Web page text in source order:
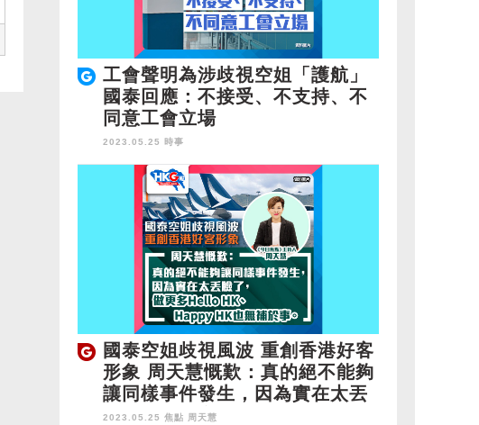
工會聲明為涉歧視空姐「護航」
國泰回應：不接受、不支持、不
同意工會立場
2023.05.25 時事
國泰空姐歧視風波 重創香港好客
形象 周天慧慨歎：真的絕不能夠
讓同樣事件發生，因為實在太丟
臉了，做更多Hello HK、Happy
2023.05.25 焦點 周天慧